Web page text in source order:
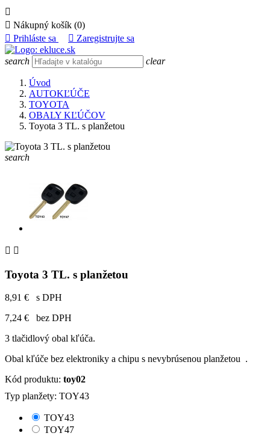

 Nákupný košík (0)
 Prihláste sa  Zaregistrujte sa
search clear
Úvod
AUTOKĽÚČE
TOYOTA
OBALY KĽÚČOV
Toyota 3 TL. s planžetou
search
 
Toyota 3 TL. s planžetou
8,91 €
s DPH
7,24 €
bez DPH
3 tlačidlový obal kľúča.
Obal kľúče bez elektroniky a chipu s nevybrúsenou planžetou .
Kód produktu: toy02
Typ planžety: TOY43
TOY43
TOY47